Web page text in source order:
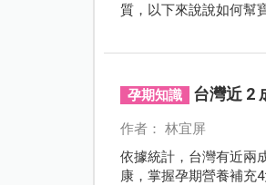
質，以下來說說如何幫
孕期知識 台灣近 2
作者： 林宜屏
依據統計，台灣有近兩
康，掌握孕期營養補充